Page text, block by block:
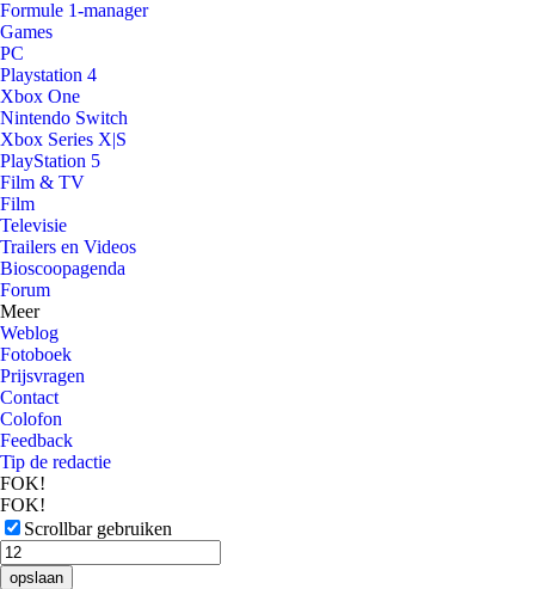
Formule 1-manager
Games
PC
Playstation 4
Xbox One
Nintendo Switch
Xbox Series X|S
PlayStation 5
Film & TV
Film
Televisie
Trailers en Videos
Bioscoopagenda
Forum
Meer
Weblog
Fotoboek
Prijsvragen
Contact
Colofon
Feedback
Tip de redactie
FOK!
FOK!
Scrollbar gebruiken
opslaan